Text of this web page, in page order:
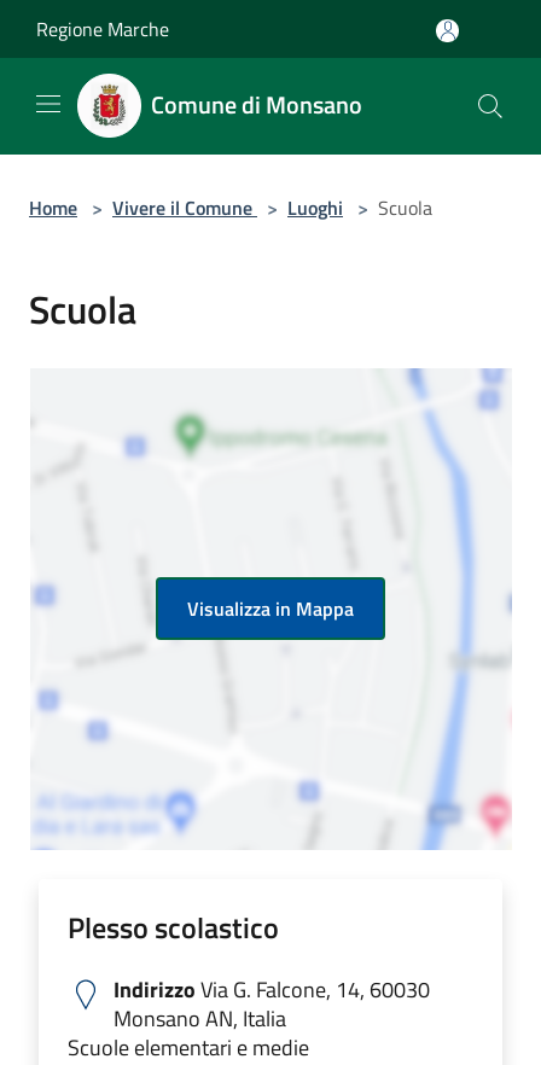
Regione Marche
Comune di Monsano
Home > Vivere il Comune > Luoghi > Scuola
Scuola
Visualizza in Mappa
Plesso scolastico
IndirizzoVia G. Falcone, 14, 60030
Monsano AN, Italia
Scuole elementari e medie